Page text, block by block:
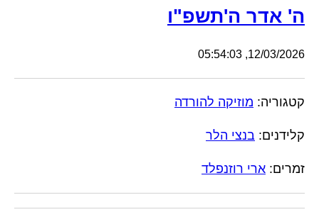
ה' אדר ה'תשפ"ו
12/03/2026, 05:54:03
קטגוריה: מוזיקה להורדה
קלידנים: בנצי הלר
זמרים: ארי רוזנפלד